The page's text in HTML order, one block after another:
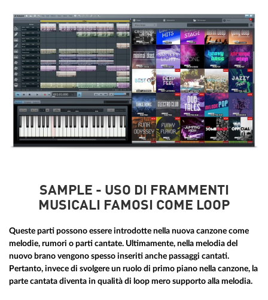
SAMPLE - USO DI FRAMMENTI
MUSICALI FAMOSI COME LOOP
Queste parti possono essere introdotte nella nuova canzone come
melodie, rumori o parti cantate. Ultimamente, nella melodia del
nuovo brano vengono spesso inseriti anche passaggi cantati.
Pertanto, invece di svolgere un ruolo di primo piano nella canzone, la
parte cantata diventa in qualità di loop mero supporto alla melodia.